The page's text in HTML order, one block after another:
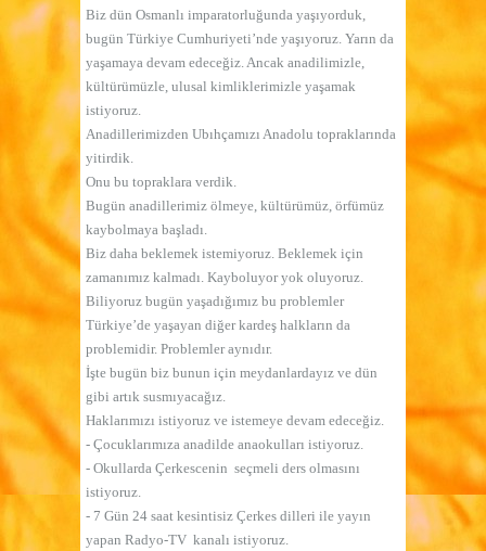
Biz dün Osmanlı imparatorluğunda yaşıyorduk,
bugün Türkiye Cumhuriyeti’nde yaşıyoruz. Yarın da
yaşamaya devam edeceğiz. Ancak anadilimizle,
kültürümüzle, ulusal kimliklerimizle yaşamak
istiyoruz.
Anadillerimizden Ubıhçamızı Anadolu topraklarında
yitirdik.
Onu bu topraklara verdik.
Bugün anadillerimiz ölmeye, kültürümüz, örfümüz
kaybolmaya başladı.
Biz daha beklemek istemiyoruz. Beklemek için
zamanımız kalmadı. Kayboluyor yok oluyoruz.
Biliyoruz bugün yaşadığımız bu problemler
Türkiye’de yaşayan diğer kardeş halkların da
problemidir. Problemler aynıdır.
İşte bugün biz bunun için meydanlardayız ve dün
gibi artık susmıyacağız.
Haklarımızı istiyoruz ve istemeye devam edeceğiz.
- Çocuklarımıza anadilde anaokulları istiyoruz.
- Okullarda Çerkescenin seçmeli ders olmasını
istiyoruz.
- 7 Gün 24 saat kesintisiz Çerkes dilleri ile yayın
yapan Radyo-TV kanalı istiyoruz.